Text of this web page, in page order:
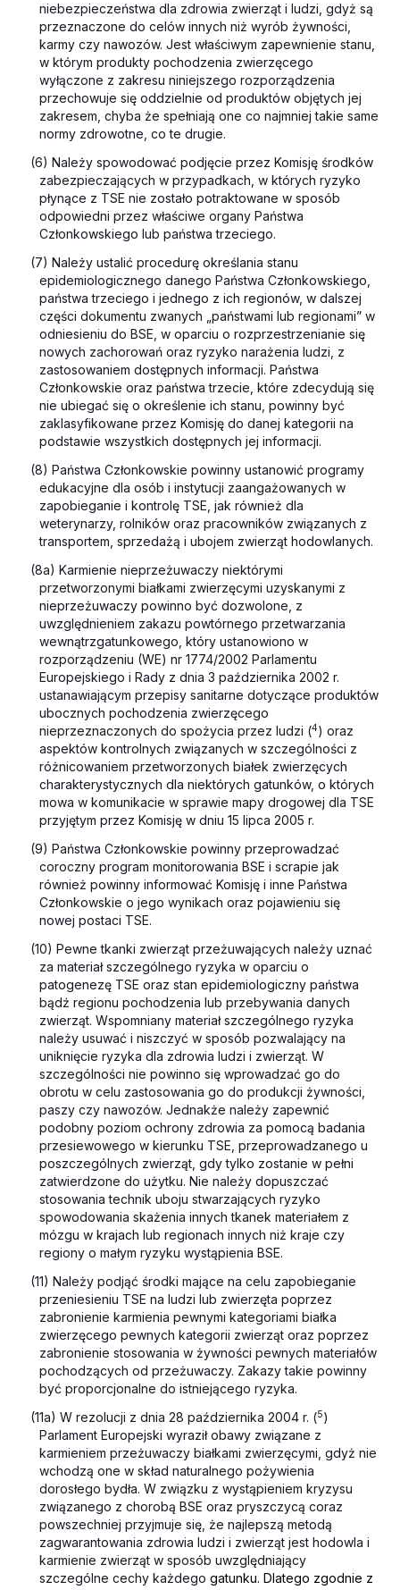
niebezpieczeństwa dla zdrowia zwierząt i ludzi, gdyż są
przeznaczone do celów innych niż wyrób żywności,
karmy czy nawozów. Jest właściwym zapewnienie stanu,
w którym produkty pochodzenia zwierzęcego
wyłączone z zakresu niniejszego rozporządzenia
przechowuje się oddzielnie od produktów objętych jej
zakresem, chyba że spełniają one co najmniej takie same
normy zdrowotne, co te drugie.
(6) Należy spowodować podjęcie przez Komisję środków
zabezpieczających w przypadkach, w których ryzyko
płynące z TSE nie zostało potraktowane w sposób
odpowiedni przez właściwe organy Państwa
Członkowskiego lub państwa trzeciego.
(7) Należy ustalić procedurę określania stanu
epidemiologicznego danego Państwa Członkowskiego,
państwa trzeciego i jednego z ich regionów, w dalszej
części dokumentu zwanych „państwami lub regionami” w
odniesieniu do BSE, w oparciu o rozprzestrzenianie się
nowych zachorowań oraz ryzyko narażenia ludzi, z
zastosowaniem dostępnych informacji. Państwa
Członkowskie oraz państwa trzecie, które zdecydują się
nie ubiegać się o określenie ich stanu, powinny być
zaklasyfikowane przez Komisję do danej kategorii na
podstawie wszystkich dostępnych jej informacji.
(8) Państwa Członkowskie powinny ustanowić programy
edukacyjne dla osób i instytucji zaangażowanych w
zapobieganie i kontrolę TSE, jak również dla
weterynarzy, rolników oraz pracowników związanych z
transportem, sprzedażą i ubojem zwierząt hodowlanych.
(8a) Karmienie nieprzeżuwaczy niektórymi
przetworzonymi białkami zwierzęcymi uzyskanymi z
nieprzeżuwaczy powinno być dozwolone, z
uwzględnieniem zakazu powtórnego przetwarzania
wewnątrzgatunkowego, który ustanowiono w
rozporządzeniu (WE) nr 1774/2002 Parlamentu
Europejskiego i Rady z dnia 3 października 2002 r.
ustanawiającym przepisy sanitarne dotyczące produktów
ubocznych pochodzenia zwierzęcego
nieprzeznaczonych do spożycia przez ludzi (4) oraz
aspektów kontrolnych związanych w szczególności z
różnicowaniem przetworzonych białek zwierzęcych
charakterystycznych dla niektórych gatunków, o których
mowa w komunikacie w sprawie mapy drogowej dla TSE
przyjętym przez Komisję w dniu 15 lipca 2005 r.
(9) Państwa Członkowskie powinny przeprowadzać
coroczny program monitorowania BSE i scrapie jak
również powinny informować Komisję i inne Państwa
Członkowskie o jego wynikach oraz pojawieniu się
nowej postaci TSE.
(10) Pewne tkanki zwierząt przeżuwających należy uznać
za materiał szczególnego ryzyka w oparciu o
patogenezę TSE oraz stan epidemiologiczny państwa
bądź regionu pochodzenia lub przebywania danych
zwierząt. Wspomniany materiał szczególnego ryzyka
należy usuwać i niszczyć w sposób pozwalający na
uniknięcie ryzyka dla zdrowia ludzi i zwierząt. W
szczególności nie powinno się wprowadzać go do
obrotu w celu zastosowania go do produkcji żywności,
paszy czy nawozów. Jednakże należy zapewnić
podobny poziom ochrony zdrowia za pomocą badania
przesiewowego w kierunku TSE, przeprowadzanego u
poszczególnych zwierząt, gdy tylko zostanie w pełni
zatwierdzone do użytku. Nie należy dopuszczać
stosowania technik uboju stwarzających ryzyko
spowodowania skażenia innych tkanek materiałem z
mózgu w krajach lub regionach innych niż kraje czy
regiony o małym ryzyku wystąpienia BSE.
(11) Należy podjąć środki mające na celu zapobieganie
przeniesieniu TSE na ludzi lub zwierzęta poprzez
zabronienie karmienia pewnymi kategoriami białka
zwierzęcego pewnych kategorii zwierząt oraz poprzez
zabronienie stosowania w żywności pewnych materiałów
pochodzących od przeżuwaczy. Zakazy takie powinny
być proporcjonalne do istniejącego ryzyka.
(11a) W rezolucji z dnia 28 października 2004 r. (5)
Parlament Europejski wyraził obawy związane z
karmieniem przeżuwaczy białkami zwierzęcymi, gdyż nie
wchodzą one w skład naturalnego pożywienia
dorosłego bydła. W związku z wystąpieniem kryzysu
związanego z chorobą BSE oraz pryszczycą coraz
powszechniej przyjmuje się, że najlepszą metodą
zagwarantowania zdrowia ludzi i zwierząt jest hodowla i
karmienie zwierząt w sposób uwzględniający
szczególne cechy każdego gatunku. Dlatego zgodnie z